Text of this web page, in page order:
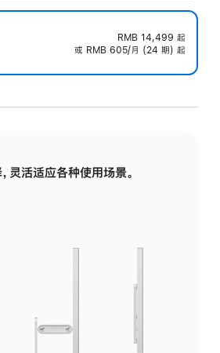
RMB 14,499 起
或 RMB 605/月 (24 期) 起
灵活适应各种使用场景。